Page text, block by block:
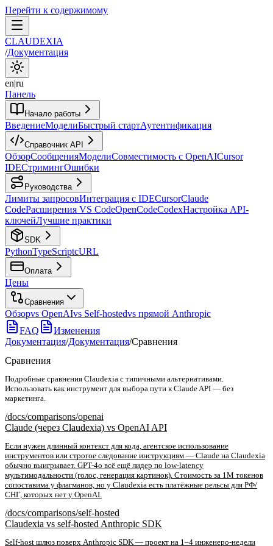
Перейти к содержимому
CLAUDEXIA
/Документация
en|ru
Панель
Начало работы
ВведениеМоделиБыстрый стартАутентификация
Справочник API
ОбзорСообщенияМоделиСовместимость с OpenAICursor
IDEСтримингОшибки
Руководства
Лимиты запросовИнтеграция с IDECursorClaude
CodeРасширения VS CodeOpenCodeCodexНастройка API-
ключейЛучшие практики
SDK
PythonTypeScriptcURL
Оплата
Цены
Сравнения
Обзорvs OpenAIvs Self-hostedvs прямой Anthropic
FAQ
Изменения
Документация/Документация/Сравнения
Сравнения
Подробные сравнения Claudexia с типичными альтернативами.
Использовать как инструмент для выбора пути к Claude API — без
маркетинга.
/docs/comparisons/openai
Claude (через Claudexia) vs OpenAI API
Если нужен длинный контекст для кода, агентское использование
инструментов или строгое следование инструкциям — Claude на Claudexia
обычно выигрывает. GPT-4o всё ещё лидер по low-latency
мультимодальности (голос, генерация картинок). Стоимость за 1M токенов
сопоставима у флагманов, но у Claudexia есть платёжные рельсы для РФ/
СНГ, которых нет у OpenAI.
/docs/comparisons/self-hosted
Claudexia vs self-hosted Anthropic SDK
Self-host шлюз поверх Anthropic SDK — проект на 1–4 инженеро-недели